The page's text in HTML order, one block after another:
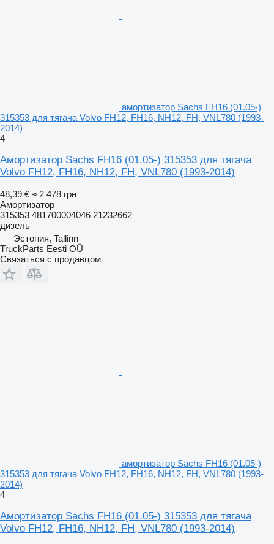
амортизатор Sachs FH16 (01.05-)
315353 для тягача Volvo FH12, FH16, NH12, FH, VNL780 (1993-
2014)
4
Амортизатор Sachs FH16 (01.05-) 315353 для тягача
Volvo FH12, FH16, NH12, FH, VNL780 (1993-2014)
48,39 € ≈ 2 478 грн
Амортизатор
315353 481700004046 21232662
дизель
Эстония, Tallinn
TruckParts Eesti OÜ
Связаться с продавцом
амортизатор Sachs FH16 (01.05-)
315353 для тягача Volvo FH12, FH16, NH12, FH, VNL780 (1993-
2014)
4
Амортизатор Sachs FH16 (01.05-) 315353 для тягача
Volvo FH12, FH16, NH12, FH, VNL780 (1993-2014)